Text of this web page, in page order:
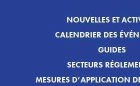
NOUVELLES ET
CALENDRIER DES
GUIDES
SECTEURS
MESURES D’APPLICATION